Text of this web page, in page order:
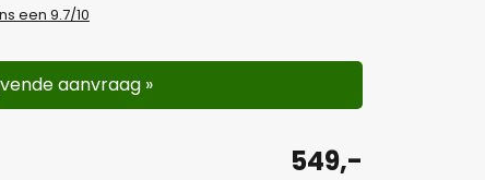
een 9.7/10
aanvraag »
549,-